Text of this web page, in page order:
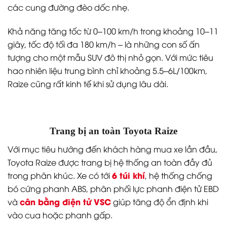
các cung đường đèo dốc nhẹ.
Khả năng tăng tốc từ 0–100 km/h trong khoảng 10–11
giây, tốc độ tối đa 180 km/h – là những con số ấn
tượng cho một mẫu SUV đô thị nhỏ gọn. Với mức tiêu
hao nhiên liệu trung bình chỉ khoảng 5.5–6L/100km,
Raize cũng rất kinh tế khi sử dụng lâu dài.
Trang bị an toàn Toyota Raize
Với mục tiêu hướng đến khách hàng mua xe lần đầu,
Toyota Raize được trang bị hệ thống an toàn đầy đủ
trong phân khúc. Xe có tới6 túi khí, hệ thống chống
bó cứng phanh ABS, phân phối lực phanh điện tử EBD
và cân bằng điện tử VSCgiúp tăng độ ổn định khi
vào cua hoặc phanh gấp.